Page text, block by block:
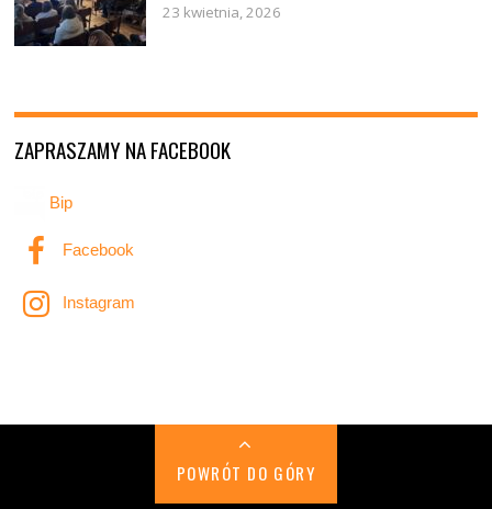
23 kwietnia, 2026
ZAPRASZAMY NA FACEBOOK
Bip
Facebook
Instagram
POWRÓT DO GÓRY